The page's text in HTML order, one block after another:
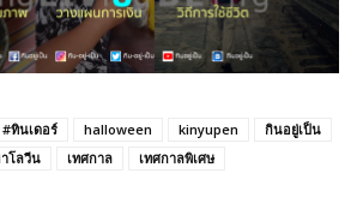
#ทินเดอร์ halloween kinyupen
กินอยู่เป็น
โลวีน เทศกาล
เทศกาลพิเศษ